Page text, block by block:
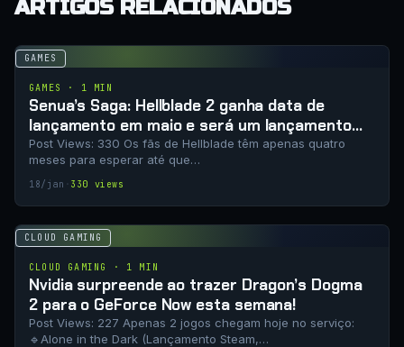
ARTIGOS RELACIONADOS
GAMES
GAMES · 1 MIN
Senua’s Saga: Hellblade 2 ganha data de
lançamento em maio e será um lançamento
apenas digital
Post Views: 330 Os fãs de Hellblade têm apenas quatro
meses para esperar até que…
18/jan · 330 views
CLOUD GAMING
CLOUD GAMING · 1 MIN
Nvidia surpreende ao trazer Dragon’s Dogma
2 para o GeForce Now esta semana!
Post Views: 227 Apenas 2 jogos chegam hoje no serviço:
🔹Alone in the Dark (Lançamento Steam,…